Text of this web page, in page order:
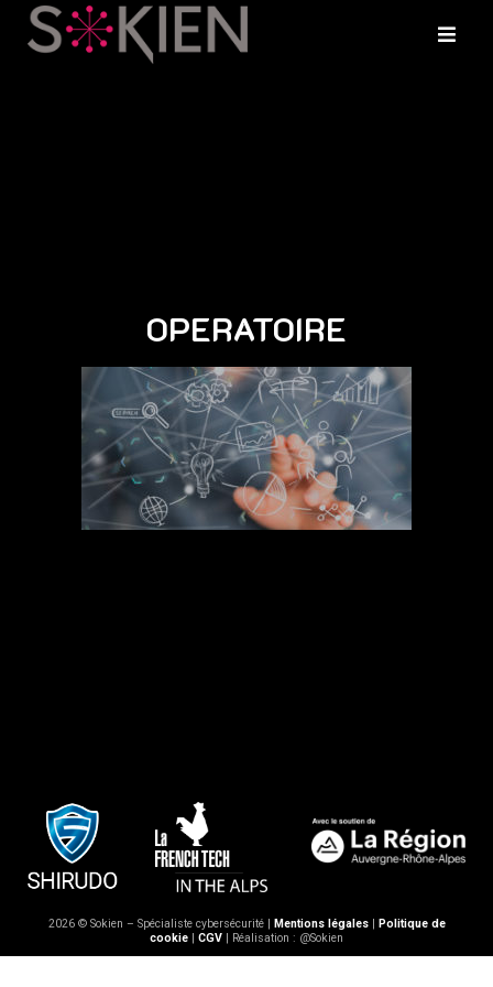
OPERATOIRE
2026 © Sokien – Spécialiste cybersécurité | Mentions légales| Politique de
cookie | CGV | Réalisation : @Sokien